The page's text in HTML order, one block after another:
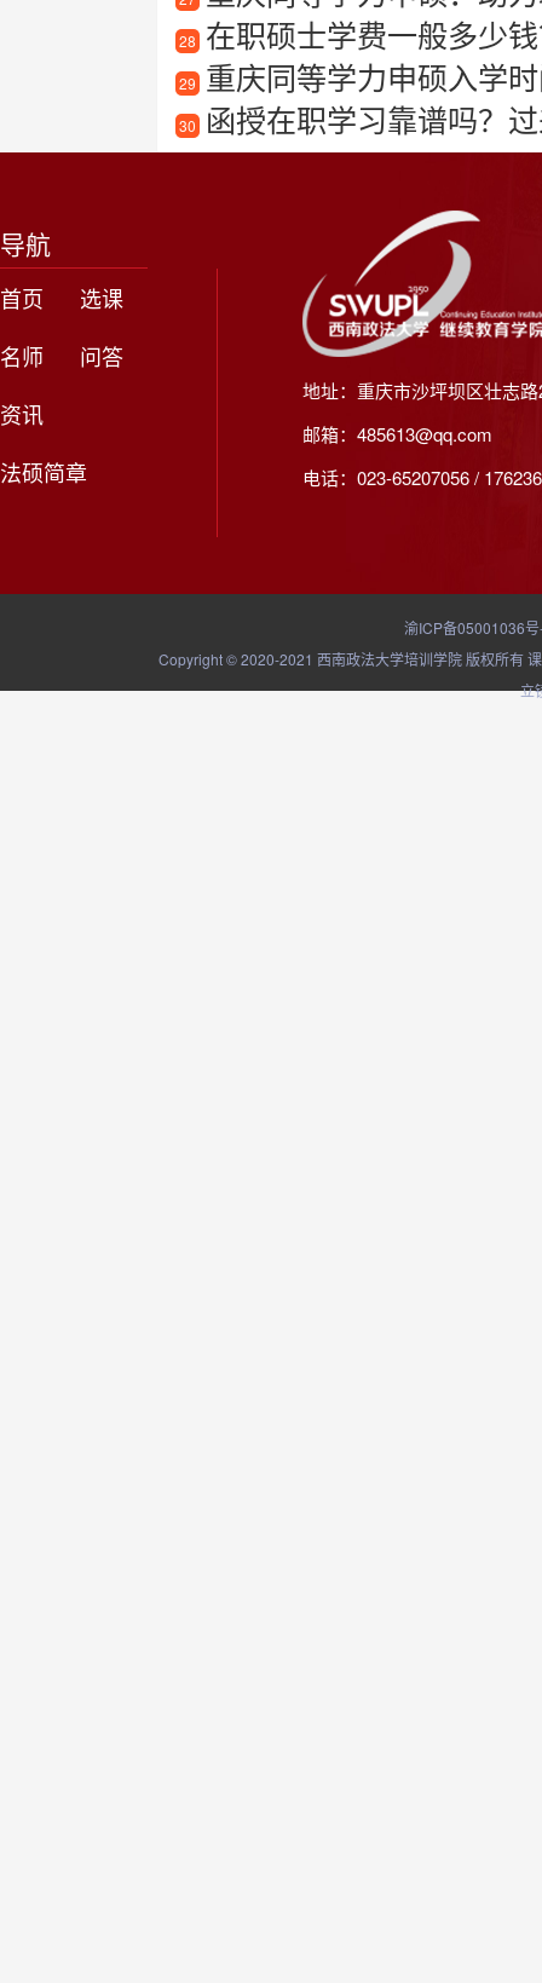
28 在职硕士学费一般多少
29 重庆同等学力申硕入学
30 函授在职学习靠谱吗？
导航
首页
选课
名师
问答
资讯
法硕简章
地址：重庆市沙坪坝区壮志
邮箱：485613@qq.com
电话：023-65207056 /
渝ICP备05001036
Copyright © 2020-2021 西南政法大学培训学院 版权所有
立